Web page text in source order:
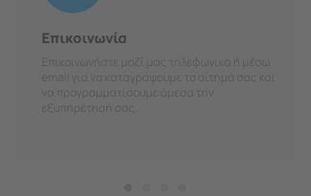
Επικοινωνία
Επικοινωνήστε μαζί μας τηλεφωνικά ή μέσω
email για να καταγράψουμε το αίτημά σας και
να προγραμματίσουμε άμεσα την
εξυπηρέτησή σας.